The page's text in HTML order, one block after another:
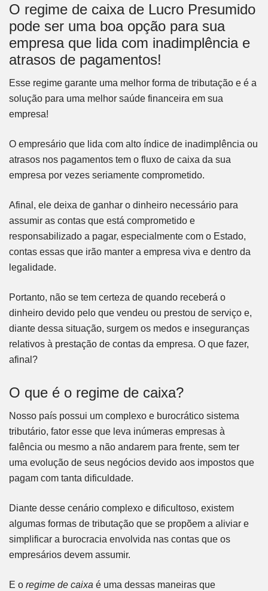
O regime de caixa de Lucro Presumido
pode ser uma boa opção para sua
empresa que lida com inadimplência e
atrasos de pagamentos!
Esse regime garante uma melhor forma de tributação e é a
solução para uma melhor saúde financeira em sua
empresa!
O empresário que lida com alto índice de inadimplência ou
atrasos nos pagamentos tem o fluxo de caixa da sua
empresa por vezes seriamente comprometido.
Afinal, ele deixa de ganhar o dinheiro necessário para
assumir as contas que está comprometido e
responsabilizado a pagar, especialmente com o Estado,
contas essas que irão manter a empresa viva e dentro da
legalidade.
Portanto, não se tem certeza de quando receberá o
dinheiro devido pelo que vendeu ou prestou de serviço e,
diante dessa situação, surgem os medos e inseguranças
relativos à prestação de contas da empresa. O que fazer,
afinal?
O que é o regime de caixa?
Nosso país possui um complexo e burocrático sistema
tributário, fator esse que leva inúmeras empresas à
falência ou mesmo a não andarem para frente, sem ter
uma evolução de seus negócios devido aos impostos que
pagam com tanta dificuldade.
Diante desse cenário complexo e dificultoso, existem
algumas formas de tributação que se propõem a aliviar e
simplificar a burocracia envolvida nas contas que os
empresários devem assumir.
E o regime de caixa é uma dessas maneiras que